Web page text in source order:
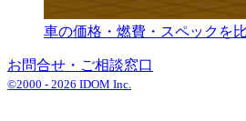
車の価格・燃費・スペックを
お問合せ・ご相談窓口
©2000 - 2026 IDOM Inc.